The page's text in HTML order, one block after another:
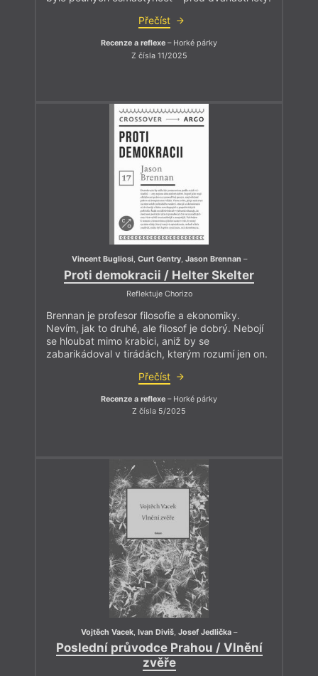
Přečíst
Recenze a reflexe – Horké párky
Z čísla 11/2025
Vincent Bugliosi, Curt Gentry, Jason Brennan –
Proti demokracii / Helter Skelter
Reflektuje Chorizo
Brennan je profesor filosofie a ekonomiky.
Nevím, jak to druhé, ale filosof je dobrý. Nebojí
se hloubat mimo krabici, aniž by se
zabarikádoval v tirádách, kterým rozumí jen on.
Přečíst
Recenze a reflexe – Horké párky
Z čísla 5/2025
Vojtěch Vacek Ivan Diviš Josef Jedlička –
Poslední průvodce Prahou / Vlnění
zvěře